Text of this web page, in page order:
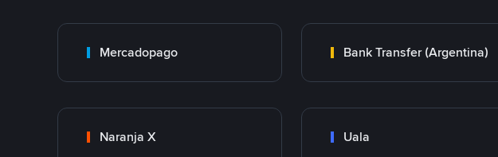
Mercadopago Bank Transfer (Argentina)
Naranja X Uala